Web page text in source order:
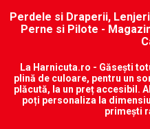
Perdele si Draperii,
Perne si Pilote -
La Harnicuta.ro - Găsești
plină de culoare, pentru un
plăcută, la un preț accesibil.
poți personaliza la
primești